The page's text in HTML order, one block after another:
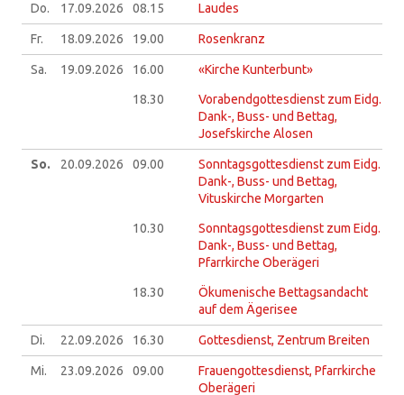
Do. 17.09.2026 08.15 Laudes
Fr. 18.09.2026 19.00 Rosenkranz
Sa. 19.09.2026 16.00 «Kirche Kunterbunt»
18.30
Vorabendgottesdienst zum Eidg.
Dank-, Buss- und Bettag,
Josefskirche Alosen
So. 20.09.2026 09.00
Sonntagsgottesdienst zum Eidg.
Dank-, Buss- und Bettag,
Vituskirche Morgarten
10.30
Sonntagsgottesdienst zum Eidg.
Dank-, Buss- und Bettag,
Pfarrkirche Oberägeri
18.30
Ökumenische Bettagsandacht
auf dem Ägerisee
Di. 22.09.2026 16.30 Gottesdienst, Zentrum Breiten
Mi. 23.09.2026 09.00
Frauengottesdienst, Pfarrkirche
Oberägeri